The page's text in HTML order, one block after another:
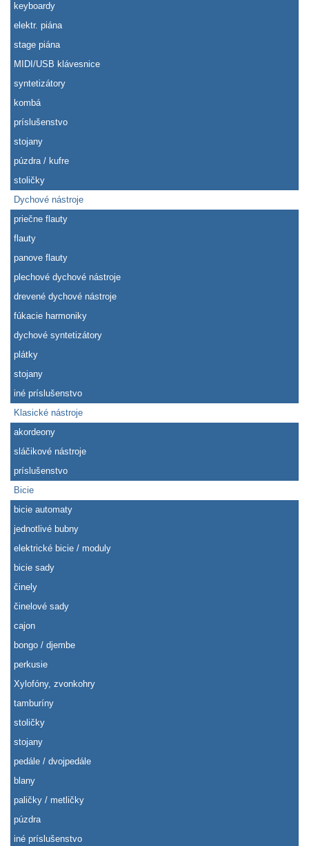
keyboardy
elektr. piána
stage piána
MIDI/USB klávesnice
syntetizátory
kombá
príslušenstvo
stojany
púzdra / kufre
stoličky
Dychové nástroje
priečne flauty
flauty
panove flauty
plechové dychové nástroje
drevené dychové nástroje
fúkacie harmoniky
dychové syntetizátory
plátky
stojany
iné príslušenstvo
Klasické nástroje
akordeony
sláčikové nástroje
príslušenstvo
Bicie
bicie automaty
jednotlivé bubny
elektrické bicie / moduly
bicie sady
činely
činelové sady
cajon
bongo / djembe
perkusie
Xylofóny, zvonkohry
tamburíny
stoličky
stojany
pedále / dvojpedále
blany
paličky / metličky
púzdra
iné príslušenstvo